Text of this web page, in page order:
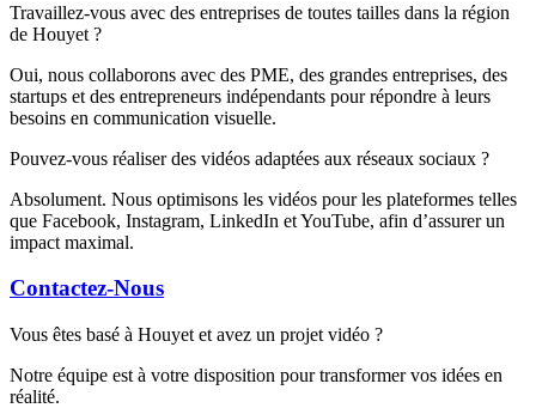
Travaillez-vous avec des entreprises de toutes tailles dans la région
de Houyet ?
Oui, nous collaborons avec des PME, des grandes entreprises, des
startups et des entrepreneurs indépendants pour répondre à leurs
besoins en communication visuelle.
Pouvez-vous réaliser des vidéos adaptées aux réseaux sociaux ?
Absolument. Nous optimisons les vidéos pour les plateformes telles
que Facebook, Instagram, LinkedIn et YouTube, afin d’assurer un
impact maximal.
Contactez-Nous
Vous êtes basé à Houyet et avez un projet vidéo ?
Notre équipe est à votre disposition pour transformer vos idées en
réalité.